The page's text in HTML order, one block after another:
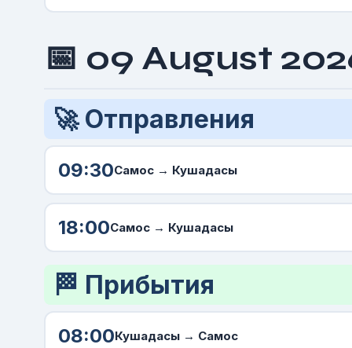
📅 09 August
🚀 Отправления
09:30Самос→ Кушадасы
18:00Самос→ Кушадасы
🏁 Прибытия
08:00Кушадасы → Самос